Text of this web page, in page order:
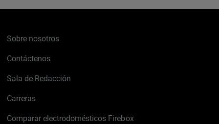
Sobre nosotros
Contáctenos
Sala de Redacción
Carreras
Comparar electrodomésticos Firebox